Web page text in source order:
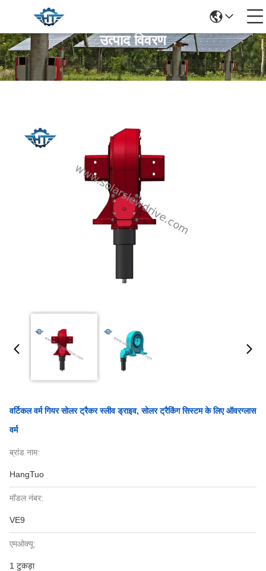
उत्पाद विवरण
वर्टिकल वर्म गियर सोलर ट्रैकर स्लीव ड्राइव, सोलर ट्रैकिंग सिस्टम के लिए ऑवरग्लास
वर्म
ब्रांड नाम:
HangTuo
मॉडल नंबर:
VE9
एमओक्यू:
1 टुकड़ा